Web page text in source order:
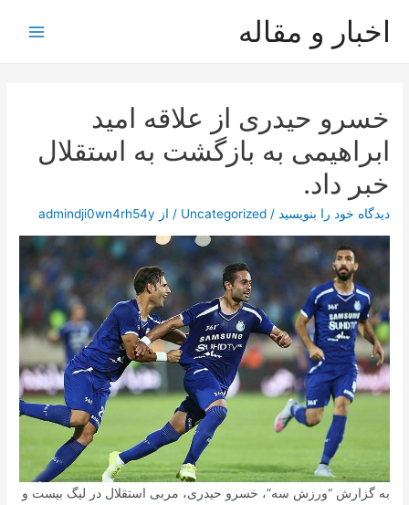
اخبار و مقاله
خسرو حیدری از علاقه امید
ابراهیمی به بازگشت به استقلال
خبر داد.
دیدگاه‌ خود را بنویسید /
Uncategorized / از admindji0wn4rh54y
به گزارش “ورزش سه”، خسرو حیدری، مربی استقلال در لیگ بیست و